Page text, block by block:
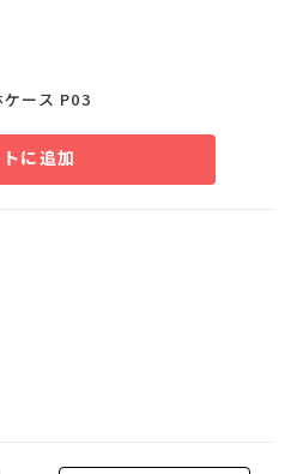
ース P03
に追加